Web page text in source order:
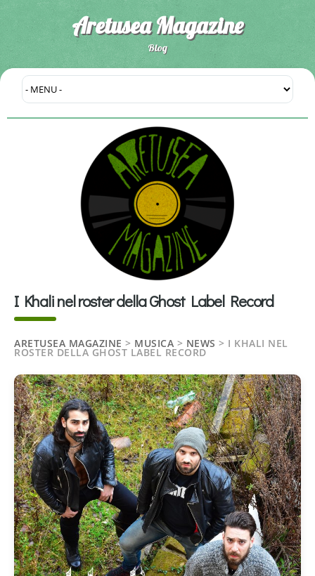
Aretusea Magazine
Blog
I Khali nel roster della Ghost Label Record
ARETUSEA MAGAZINE > MUSICA > NEWS > I KHALI NEL
ROSTER DELLA GHOST LABEL RECORD